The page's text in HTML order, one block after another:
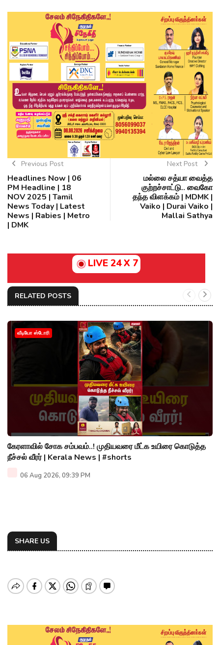
Previous Post
Headlines Now | 06
PM Headline | 18
NOV 2025 | Tamil
News Today | Latest
News | Rabies | Metro
| DMK
Next Post
மல்லை சத்யா வைத்த
குற்றச்சாட்டு.. வைகோ
தந்த விளக்கம் | MDMK |
Vaiko | Durai Vaiko |
Mallai Sathya
LIVE 24 X 7
RELATED POSTS
வீடியோ ஸ்டோரி
கேரளாவில் சோக சம்பவம்..! முதியவரை மீட்க உயிரை கொடுத்த
நீச்சல் வீரர் | Kerala News | #shorts
06 Aug 2026, 09:39 PM
SHARE US